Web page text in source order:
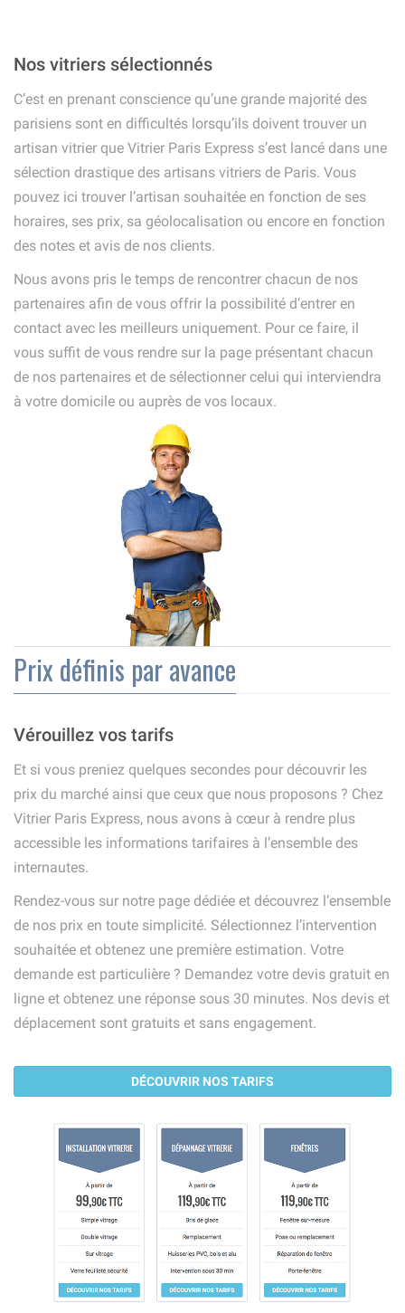
Nos vitriers sélectionnés
C’est en prenant conscience qu’une grande majorité des
parisiens sont en difficultés lorsqu’ils doivent trouver un
artisan vitrier que Vitrier Paris Express s’est lancé dans une
sélection drastique des artisans vitriers de Paris. Vous
pouvez ici trouver l’artisan souhaitée en fonction de ses
horaires, ses prix, sa géolocalisation ou encore en fonction
des notes et avis de nos clients.
Nous avons pris le temps de rencontrer chacun de nos
partenaires afin de vous offrir la possibilité d’entrer en
contact avec les meilleurs uniquement. Pour ce faire, il
vous suffit de vous rendre sur la page présentant chacun
de nos partenaires et de sélectionner celui qui interviendra
à votre domicile ou auprès de vos locaux.
Prix définis par avance
Vérouillez vos tarifs
Et si vous preniez quelques secondes pour découvrir les
prix du marché ainsi que ceux que nous proposons ? Chez
Vitrier Paris Express, nous avons à cœur à rendre plus
accessible les informations tarifaires à l’ensemble des
internautes.
Rendez-vous sur notre page dédiée et découvrez l’ensemble
de nos prix en toute simplicité. Sélectionnez l’intervention
souhaitée et obtenez une première estimation. Votre
demande est particulière ? Demandez votre devis gratuit en
ligne et obtenez une réponse sous 30 minutes. Nos devis et
déplacement sont gratuits et sans engagement.
DÉCOUVRIR NOS TARIFS